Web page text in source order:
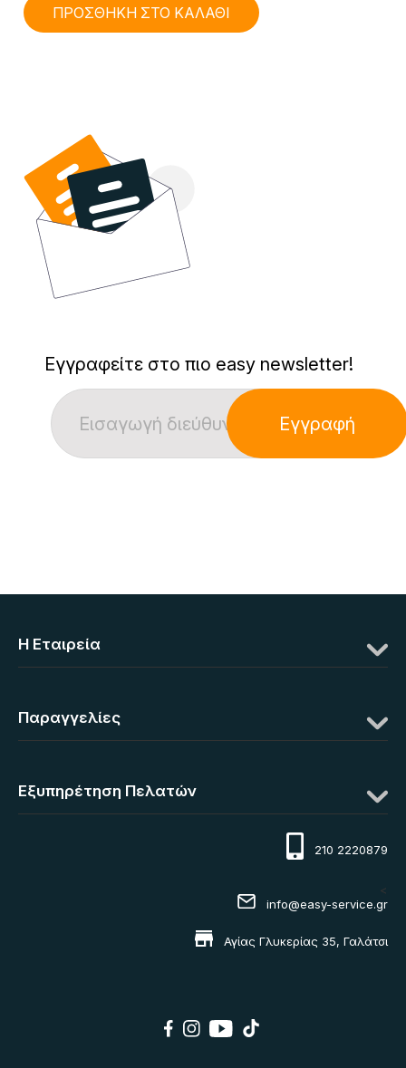
ΠΡΟΣΘΗΚΗ ΣΤΟ ΚΑΛΑΘΙ
Εγγραφείτε στο πιο easy newsletter!
Εγγραφή
Η Eταιρεία
Παραγγελίες
Εξυπηρέτηση Πελατών
210 2220879
<
info@easy-service.gr
Αγίας Γλυκερίας 35, Γαλάτσι